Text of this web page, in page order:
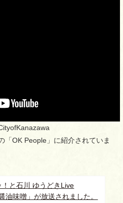
「OK People」に紹介されていま
と石川 ゆうどきLive
油味噌」が放送されました。